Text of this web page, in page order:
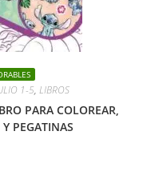
1-5, LIBROS
PARA COLOREAR,
PEGATINAS